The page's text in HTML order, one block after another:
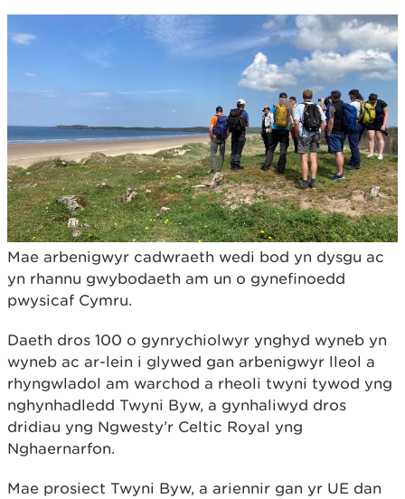
Mae arbenigwyr cadwraeth wedi bod yn dysgu ac
yn rhannu gwybodaeth am un o gynefinoedd
pwysicaf Cymru.
Daeth dros 100 o gynrychiolwyr ynghyd wyneb yn
wyneb ac ar-lein i glywed gan arbenigwyr lleol a
rhyngwladol am warchod a rheoli twyni tywod yng
nghynhadledd Twyni Byw, a gynhaliwyd dros
dridiau yng Ngwesty’r Celtic Royal yng
Nghaernarfon.
Mae prosiect Twyni Byw, a ariennir gan yr UE dan